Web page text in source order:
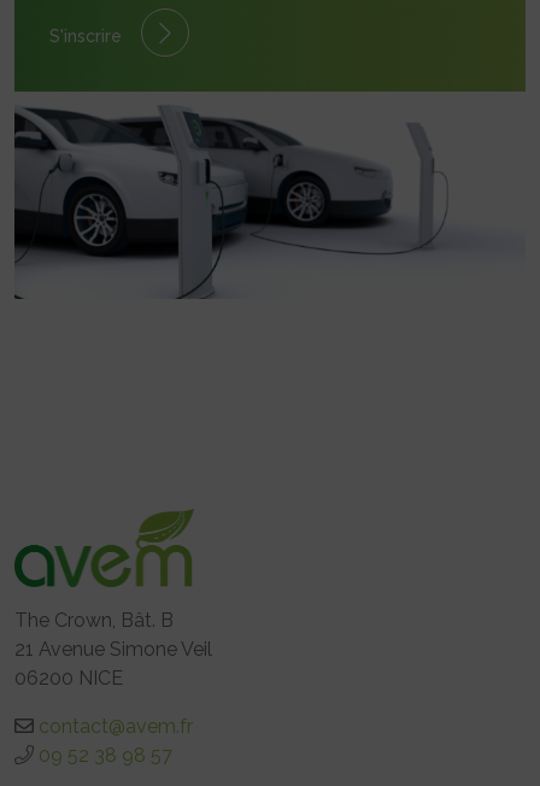
S'inscrire
The Crown, Bât. B
21 Avenue Simone Veil
06200 NICE
contact@avem.fr
09 52 38 98 57